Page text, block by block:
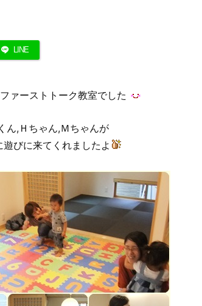
LINE
ァーストトーク教室でした
ん,Ｈちゃん,Ｍちゃんが
遊びに来てくれましたよ